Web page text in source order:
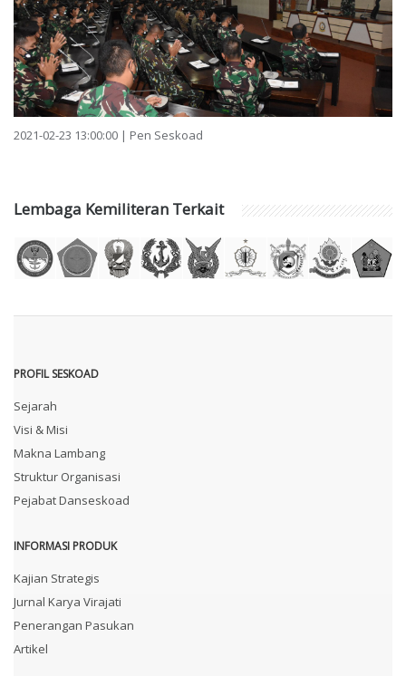
2021-02-23 13:00:00 | Pen Seskoad
Lembaga Kemiliteran Terkait
PROFIL SESKOAD
Sejarah
Visi & Misi
Makna Lambang
Struktur Organisasi
Pejabat Danseskoad
INFORMASI PRODUK
Kajian Strategis
Jurnal Karya Virajati
Penerangan Pasukan
Artikel